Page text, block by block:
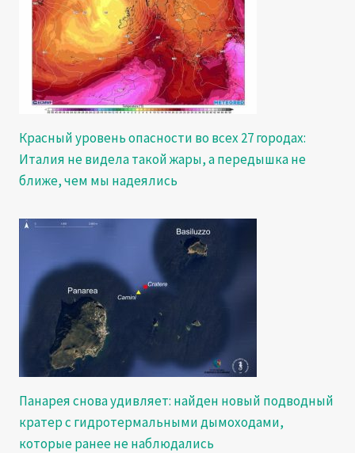
Красный уровень опасности во всех 27 городах:
Италия не видела такой жары, а передышка не
ближе, чем мы надеялись
Панарея снова удивляет: найден новый подводный
кратер с гидротермальными дымоходами,
которые ранее не наблюдались